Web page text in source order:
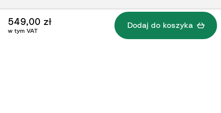
549,00 zł
w tym VAT
Dodaj do koszyka